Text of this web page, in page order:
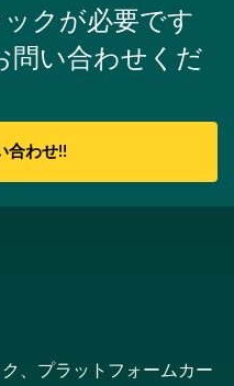
クが必要です
問い合わせくだ
合わせ!!
、プラットフォームカー